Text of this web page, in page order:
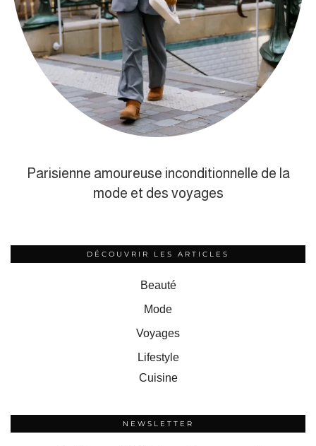
Parisienne amoureuse inconditionnelle de la
mode et des voyages
DÉCOUVRIR LES ARTICLES
Beauté
Mode
Voyages
Lifestyle
Cuisine
NEWSLETTER